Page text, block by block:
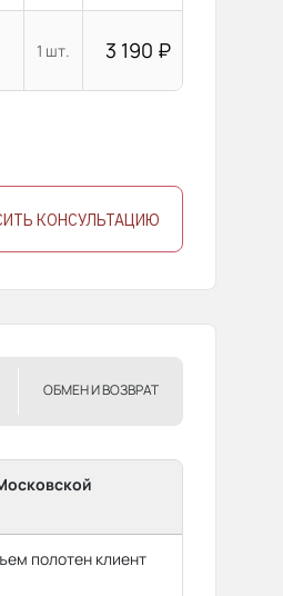
1 шт. 3 190 ₽
КОНСУЛЬТАЦИЮ
ОБМЕН И ВОЗВРАТ
полотен клиент